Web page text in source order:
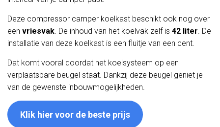
Deze compressor camper koelkast beschikt ook nog over
een vriesvak. De inhoud van het koelvak zelf is 42 liter. De
installatie van deze koelkast is een fluitje van een cent.
Dat komt vooral doordat het koelsysteem op een
verplaatsbare beugel staat. Dankzij deze beugel geniet je
van de gewenste inbouwmogelijkheden.
Klik hier voor de beste prijs